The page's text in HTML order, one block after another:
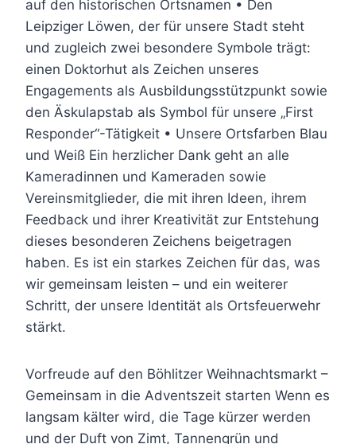
auf den historischen Ortsnamen • Den
Leipziger Löwen, der für unsere Stadt steht
und zugleich zwei besondere Symbole trägt:
einen Doktorhut als Zeichen unseres
Engagements als Ausbildungsstützpunkt sowie
den Äskulapstab als Symbol für unsere „First
Responder“-Tätigkeit • Unsere Ortsfarben Blau
und Weiß Ein herzlicher Dank geht an alle
Kameradinnen und Kameraden sowie
Vereinsmitglieder, die mit ihren Ideen, ihrem
Feedback und ihrer Kreativität zur Entstehung
dieses besonderen Zeichens beigetragen
haben. Es ist ein starkes Zeichen für das, was
wir gemeinsam leisten – und ein weiterer
Schritt, der unsere Identität als Ortsfeuerwehr
stärkt.
Vorfreude auf den Böhlitzer Weihnachtsmarkt –
Gemeinsam in die Adventszeit starten Wenn es
langsam kälter wird, die Tage kürzer werden
und der Duft von Zimt, Tannengrün und